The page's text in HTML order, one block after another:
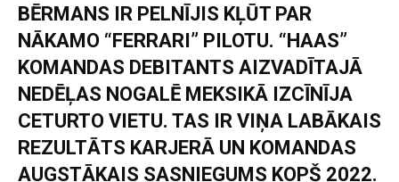
BĒRMANS IR PELNĪJIS KĻŪT PAR
NĀKAMO “FERRARI” PILOTU. “HAAS”
KOMANDAS DEBITANTS AIZVADĪTAJĀ
NEDĒĻAS NOGALĒ MEKSIKĀ IZCĪNĪJA
CETURTO VIETU. TAS IR VIŅA LABĀKAIS
REZULTĀTS KARJERĀ UN KOMANDAS
AUGSTĀKAIS SASNIEGUMS KOPŠ 2022.